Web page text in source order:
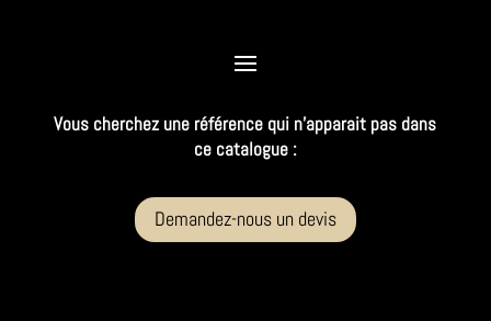
Vous cherchez une référence qui n’apparait pas dans
ce catalogue :
Demandez-nous un devis